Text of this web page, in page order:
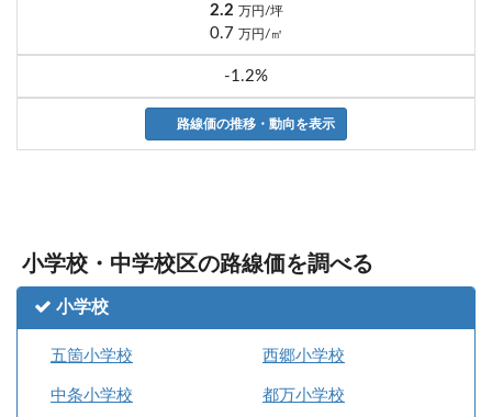
2.2 万円/坪
0.7 万円/㎡
-1.2%
路線価の推移・動向を表示
小学校・中学校区の路線価を調べる
小学校
五箇小学校 西郷小学校
中条小学校 都万小学校